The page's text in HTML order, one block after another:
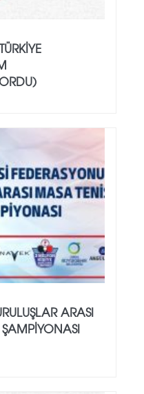
ARASI
ŞAMPIYONASI